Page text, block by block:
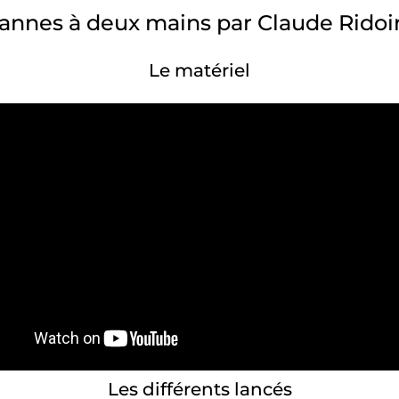
à deux mains par Claude
Le matériel
Les différents lancés